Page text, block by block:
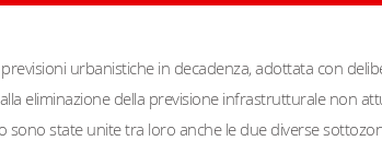
urbanistiche in decadenza, adottata con
eliminazione della previsione infrastrutturale non
state unite tra loro anche le due diverse